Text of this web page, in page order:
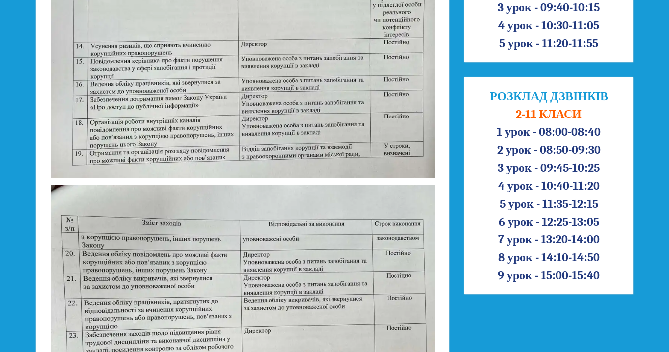
3 урок - 09:40-10:15
4 урок - 10:30-11:05
5 урок - 11:20-11:55
РОЗКЛАД ДЗВІНКІВ
2-11 КЛАСИ
1 урок - 08:00-08:40
2 урок - 08:50-09:30
3 урок - 09:45-10:25
4 урок - 10:40-11:20
5 урок - 11:35-12:15
6 урок - 12:25-13:05
7 урок - 13:20-14:00
8 урок - 14:10-14:50
9 урок - 15:00-15:40